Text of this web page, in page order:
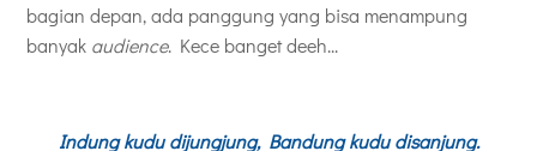
bagian depan, ada panggung yang bisa menampung
banyak audience. Kece banget deeh...
Indung kudu dijungjung, Bandung kudu disanjung.